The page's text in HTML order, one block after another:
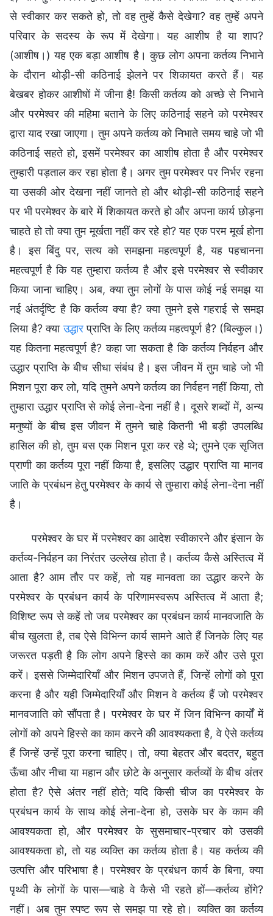
से स्वीकार कर सकते हो, तो वह तुम्हें कैसे देखेगा? वह तुम्हें अपने
परिवार के सदस्य के रूप में देखेगा। यह आशीष है या शाप?
(आशीष।) यह एक बड़ा आशीष है। कुछ लोग अपना कर्तव्य निभाने
के दौरान थोड़ी-सी कठिनाई झेलने पर शिकायत करते हैं। यह
बेखबर होकर आशीषों में जीना है! किसी कर्तव्य को अच्छे से निभाने
और परमेश्वर की महिमा बताने के लिए कठिनाई सहने को परमेश्वर
द्वारा याद रखा जाएगा। तुम अपने कर्तव्य को निभाते समय चाहे जो भी
कठिनाई सहते हो, इसमें परमेश्वर का आशीष होता है और परमेश्वर
तुम्हारी पड़ताल कर रहा होता है। अगर तुम परमेश्वर पर निर्भर रहना
या उसकी ओर देखना नहीं जानते हो और थोड़ी-सी कठिनाई सहने
पर भी परमेश्वर के बारे में शिकायत करते हो और अपना कार्य छोड़ना
चाहते हो तो क्या तुम मूर्खता नहीं कर रहे हो? यह एक परम मूर्ख होना
है। इस बिंदु पर, सत्य को समझना महत्वपूर्ण है, यह पहचानना
महत्वपूर्ण है कि यह तुम्हारा कर्तव्य है और इसे परमेश्वर से स्वीकार
किया जाना चाहिए। अब, क्या तुम लोगों के पास कोई नई समझ या
नई अंतर्दृष्टि है कि कर्तव्य क्या है? क्या तुमने इसे गहराई से समझ
लिया है? क्याउद्धारप्राप्ति के लिए कर्तव्य महत्वपूर्ण है? (बिल्कुल।)
यह कितना महत्वपूर्ण है? कहा जा सकता है कि कर्तव्य निर्वहन और
उद्धार प्राप्ति के बीच सीधा संबंध है। इस जीवन में तुम चाहे जो भी
मिशन पूरा कर लो, यदि तुमने अपने कर्तव्य का निर्वहन नहीं किया, तो
तुम्हारा उद्धार प्राप्ति से कोई लेना-देना नहीं है। दूसरे शब्दों में, अन्य
मनुष्यों के बीच इस जीवन में तुमने चाहे कितनी भी बड़ी उपलब्धि
हासिल की हो, तुम बस एक मिशन पूरा कर रहे थे; तुमने एक सृजित
प्राणी का कर्तव्य पूरा नहीं किया है, इसलिए उद्धार प्राप्ति या मानव
जाति के प्रबंधन हेतु परमेश्वर के कार्य से तुम्हारा कोई लेना-देना नहीं
है।
परमेश्वर के घर में परमेश्वर का आदेश स्वीकारने और इंसान के
कर्तव्य-निर्वहन का निरंतर उल्लेख होता है। कर्तव्य कैसे अस्तित्व में
आता है? आम तौर पर कहें, तो यह मानवता का उद्धार करने के
परमेश्वर के प्रबंधन कार्य के परिणामस्वरूप अस्तित्व में आता है;
विशिष्ट रूप से कहें तो जब परमेश्वर का प्रबंधन कार्य मानवजाति के
बीच खुलता है, तब ऐसे विभिन्न कार्य सामने आते हैं जिनके लिए यह
जरूरत पड़ती है कि लोग अपने हिस्से का काम करें और उसे पूरा
करें। इससे जिम्मेदारियाँ और मिशन उपजते हैं, जिन्हें लोगों को पूरा
करना है और यही जिम्मेदारियाँ और मिशन वे कर्तव्य हैं जो परमेश्वर
मानवजाति को सौंपता है। परमेश्वर के घर में जिन विभिन्न कार्यों में
लोगों को अपने हिस्से का काम करने की आवश्यकता है, वे ऐसे कर्तव्य
हैं जिन्हें उन्हें पूरा करना चाहिए। तो, क्या बेहतर और बदतर, बहुत
ऊँचा और नीचा या महान और छोटे के अनुसार कर्तव्यों के बीच अंतर
होता है? ऐसे अंतर नहीं होते; यदि किसी चीज का परमेश्वर के
प्रबंधन कार्य के साथ कोई लेना-देना हो, उसके घर के काम की
आवश्यकता हो, और परमेश्वर के सुसमाचार-प्रचार को उसकी
आवश्यकता हो, तो यह व्यक्ति का कर्तव्य होता है। यह कर्तव्य की
उत्पत्ति और परिभाषा है। परमेश्वर के प्रबंधन कार्य के बिना, क्या
पृथ्वी के लोगों के पास—चाहे वे कैसे भी रहते हों—कर्तव्य होंगे?
नहीं। अब तुम स्पष्ट रूप से समझ पा रहे हो। व्यक्ति का कर्तव्य